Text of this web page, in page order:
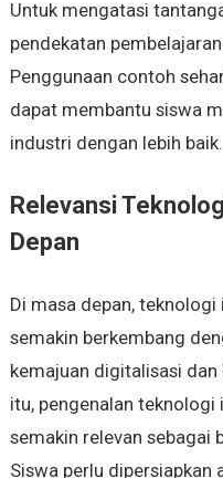
Untuk mengatasi
pendekatan
Penggunaan contoh
dapat membantu siswa
industri dengan lebih baik.
Relevansi
Depan
Di masa depan,
semakin berkembang
kemajuan digitalisasi dan
itu, pengenalan
semakin relevan sebagai
Siswa perlu dipersiapkan